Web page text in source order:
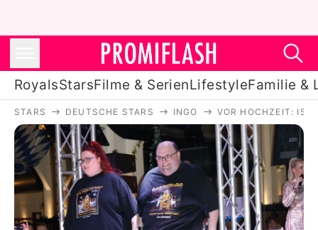
RoyalsStarsFilme & SerienLifestyleFamilie &
Royals
Stars
Filme & Serien
Lifestyle
STARS DEUTSCHE STARS INGO VOR HOCHZEIT: IST